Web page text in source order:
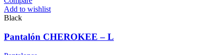
Add to wishlist
Black
Pantalón CHEROKEE – L